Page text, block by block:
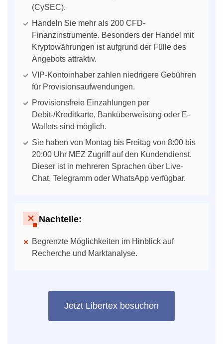
(CySEC).
Handeln Sie mehr als 200 CFD-
Finanzinstrumente. Besonders der Handel mit
Kryptowährungen ist aufgrund der Fülle des
Angebots attraktiv.
VIP-Kontoinhaber zahlen niedrigere Gebühren
für Provisionsaufwendungen.
Provisionsfreie Einzahlungen per
Debit-/Kreditkarte, Banküberweisung oder E-
Wallets sind möglich.
Sie haben von Montag bis Freitag von 8:00 bis
20:00 Uhr MEZ Zugriff auf den Kundendienst.
Dieser ist in mehreren Sprachen über Live-
Chat, Telegramm oder WhatsApp verfügbar.
Nachteile:
Begrenzte Möglichkeiten im Hinblick auf
Recherche und Marktanalyse.
Jetzt Libertex besuchen